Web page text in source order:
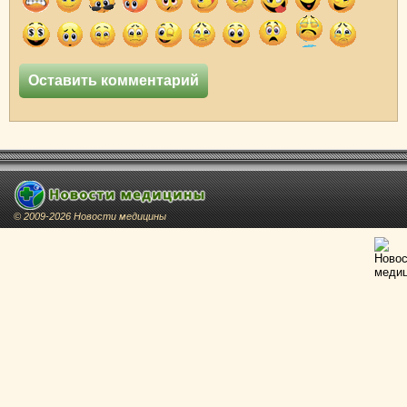
© 2009-2026 Новости медицины